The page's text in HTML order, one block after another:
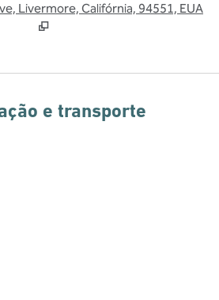
Livermore, Califórnia, 94551, EUA
e transporte